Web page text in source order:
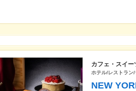
カフェ・スイー
ホテル/レストラン
NEW